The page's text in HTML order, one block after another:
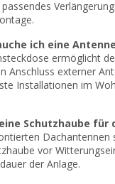
ich eine
ermöglicht
Anschluss externer
Installationen im
Schutzhaube für
Dachantennen
vor
der Anlage.